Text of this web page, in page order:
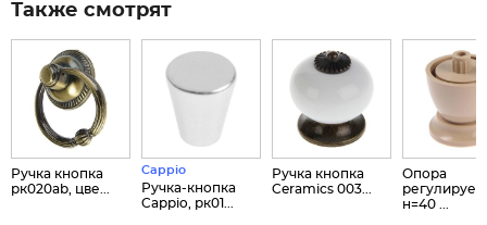
Также смотрят
Ручка кнопка
рк020ab, цве...
Cappio
Ручка-кнопка
Cappio, рк01...
Ручка кнопка
Ceramics 003...
Опора
н=40 ...